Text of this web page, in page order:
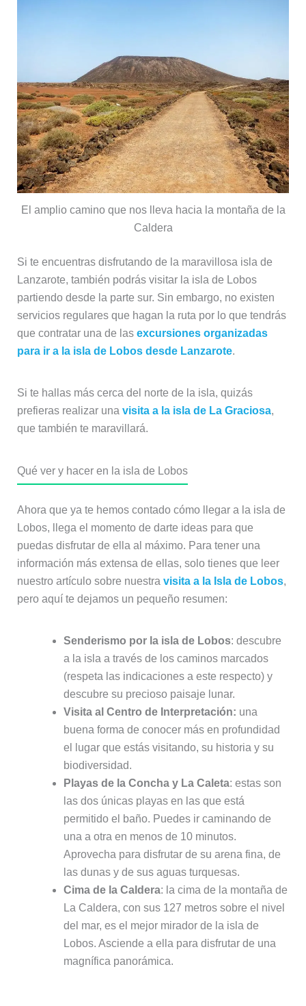
El amplio camino que nos lleva hacia la montaña de la
Caldera
Si te encuentras disfrutando de la maravillosa isla de
Lanzarote, también podrás visitar la isla de Lobos
partiendo desde la parte sur. Sin embargo, no existen
servicios regulares que hagan la ruta por lo que tendrás
que contratar una de lasexcursiones organizadas
para ir a la isla de Lobos desde Lanzarote.
Si te hallas más cerca del norte de la isla, quizás
prefieras realizar una visita a la isla de La Graciosa,
que también te maravillará.
Qué ver y hacer en la isla de Lobos
Ahora que ya te hemos contado cómo llegar a la isla de
Lobos, llega el momento de darte ideas para que
puedas disfrutar de ella al máximo. Para tener una
información más extensa de ellas, solo tienes que leer
nuestro artículo sobre nuestra visita a la Isla de Lobos,
pero aquí te dejamos un pequeño resumen:
Senderismo por la isla de Lobos: descubre
a la isla a través de los caminos marcados
(respeta las indicaciones a este respecto) y
descubre su precioso paisaje lunar.
Visita al Centro de Interpretación: una
buena forma de conocer más en profundidad
el lugar que estás visitando, su historia y su
biodiversidad.
Playas de la Concha y La Caleta: estas son
las dos únicas playas en las que está
permitido el baño. Puedes ir caminando de
una a otra en menos de 10 minutos.
Aprovecha para disfrutar de su arena fina, de
las dunas y de sus aguas turquesas.
Cima de la Caldera: la cima de la montaña de
La Caldera, con sus 127 metros sobre el nivel
del mar, es el mejor mirador de la isla de
Lobos. Asciende a ella para disfrutar de una
magnífica panorámica.